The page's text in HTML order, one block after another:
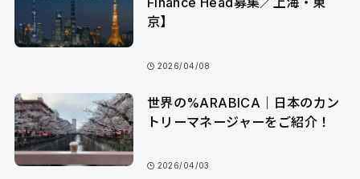
京】
2026/04/08
世界の%ARABICA｜日本のカン
トリーマネージャーをご紹介！
2026/04/03